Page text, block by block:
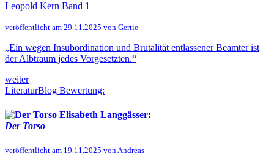
Leopold Kern Band 1
veröffentlicht am 29.11.2025 von Gertie
„Ein wegen Insubordination und Brutalität entlassener Beamter ist
der Albtraum jedes Vorgesetzten.“
weiter
LiteraturBlog Bewertung:
Elisabeth Langgässer:
Der Torso
veröffentlicht am 19.11.2025 von Andreas